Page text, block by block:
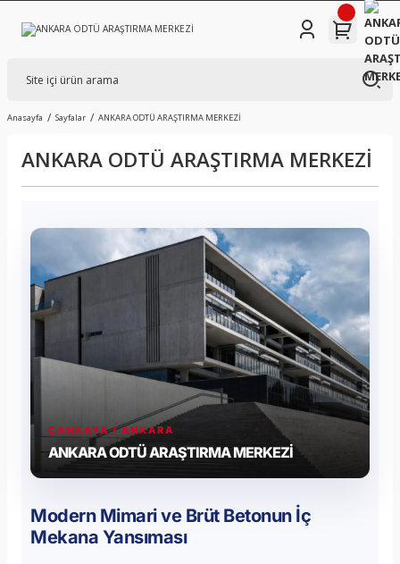
Anasayfa Sayfalar ANKARA ODTÜ ARAŞTIRMA MERKEZİ
ANKARA ODTÜ ARAŞTIRMA MERKEZİ
ÇANKAYA / ANKARA
ANKARA ODTÜ ARAŞTIRMA MERKEZİ
Modern Mimari ve Brüt Betonun İç
Mekana Yansıması